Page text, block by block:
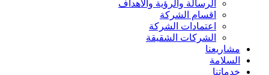
الرسالة والرؤية والأهداف
اقسام الشركة
اعتمادات الشركة
الشركات الشقيقة
مشاريعنا
السلامة
خدماتنا